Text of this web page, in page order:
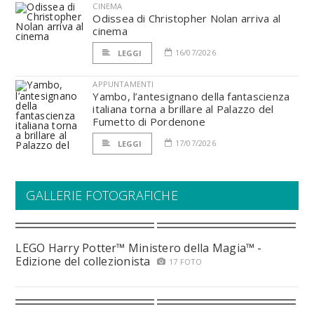
CINEMA
Odissea di Christopher Nolan arriva al
cinema
LEGGI 16/07/2026
APPUNTAMENTI
Yambo, l’antesignano della fantascienza
italiana torna a brillare al Palazzo del
Fumetto di Pordenone
LEGGI 17/07/2026
GALLERIE FOTOGRAFICHE
LEGO Harry Potter™ Ministero della Magia™ -
Edizione del collezionista
17 FOTO